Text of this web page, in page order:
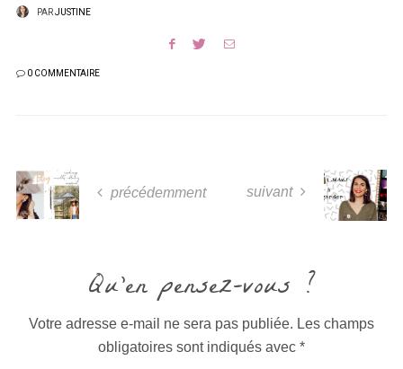
PARJUSTINE
0 COMMENTAIRE
précédemment suivant
Qu'en pensez-vous ?
Votre adresse e-mail ne sera pas publiée. Les champs
obligatoires sont indiqués avec *